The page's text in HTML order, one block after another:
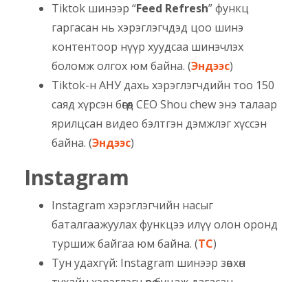
Tiktok шинээр “Feed Refresh” функц
гаргасан нь хэрэглэгчдэд цоо шинэ
контентоор нүүр хуудсаа шинэчлэх
боломж олгох юм байна. (Эндээс)
Tiktok-н АНУ дахь хэрэглэгчдийн тоо 150
саяд хүрсэн бөгөөд CEO Shou chew энэ талаар
ярилцсан видео бэлтгэн дэмжлэг хүссэн
байна. (Эндээс)
Instagram
Instagram хэрэглэгчийн насыг
баталгаажуулах функцээ илүү олон оронд
туршиж байгаа юм байна. (TC)
Тун удахгүй: Instagram шинээр зөвхөн